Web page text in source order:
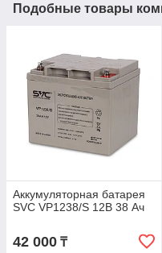
Подобные товары
Аккумуляторная батарея
SVC VP1238/S 12В 38 Ач
42 000 ₸